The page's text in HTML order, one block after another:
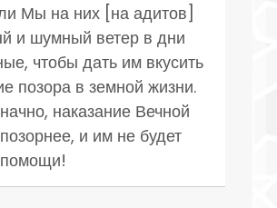
Мы на них [на адитов]
и шумный ветер в дни
чтобы дать им вкусить
позора в земной жизни.
наказание Вечной
и им не будет